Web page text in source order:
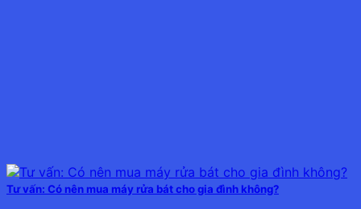
Tư vấn: Có nên mua máy rửa bát cho gia đình không?